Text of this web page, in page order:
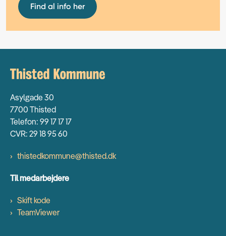
Find al info her
Asylgade 30
7700 Thisted
Telefon: 99 17 17 17
CVR: 29 18 95 60
thistedkommune@thisted.dk
Til medarbejdere
Skift kode
TeamViewer